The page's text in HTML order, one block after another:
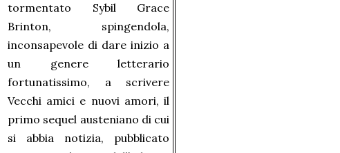
tormentato Sybil Grace
Brinton, spingendola,
inconsapevole di dare inizio a
un genere letterario
fortunatissimo, a scrivere
Vecchi amici e nuovi amori, il
primo sequel austeniano di cui
si abbia notizia, pubblicato